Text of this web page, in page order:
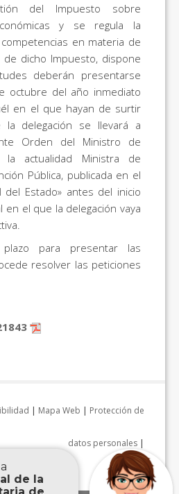
del Impuesto sobre
y se regula la
en materia de
de dicho Impuesto, dispone
deberán presentarse
octubre del año inmediato
en el que hayan de surtir
delegación se llevará a
Orden del Ministro de
la actualidad Ministra de
Pública, publicada en el
del Estado» antes del inicio
en el que la delegación vaya
plazo para presentar las
resolver las peticiones
| Mapa Web | Protección de
datos personales |